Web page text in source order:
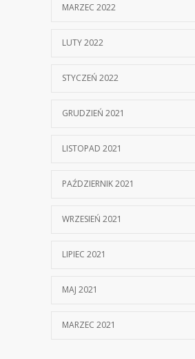
MARZEC 2022
LUTY 2022
STYCZEŃ 2022
GRUDZIEŃ 2021
LISTOPAD 2021
PAŹDZIERNIK 2021
WRZESIEŃ 2021
LIPIEC 2021
MAJ 2021
MARZEC 2021